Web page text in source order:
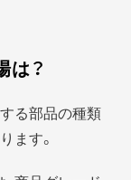
は？
る部品の種類
ます。